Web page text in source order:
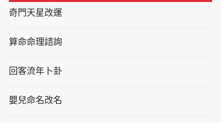
奇門天星改運
算命命理諮詢
回客流年卜卦
嬰兒命名改名